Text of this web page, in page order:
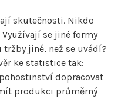
skutečnosti. Nikdo
Využívají se jiné formy
tržby jiné, než se uvádí?
ke statistice tak:
dopracovat
produkci průměrný